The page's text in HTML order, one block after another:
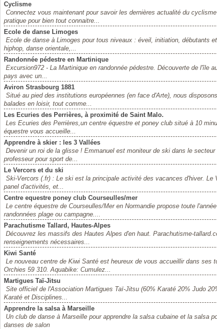
Cyclisme
Connectez vous maintenant pour savoir les dernières actualité du
pratique pour bien tout connaitre...
Ecole de danse Limoges
Ecole de danse à Limoges pour tous niveaux : éveil, initiation, débutants
hiphop, danse orientale,...
Randonnée pédestre en Martinique
Excursion972 - La Martinique en randonnée pédestre. Découverte de l'île
pays avec un...
Aviron Strasbourg 1881
Situé au pied des institutions européennes (en face d'Arte), nous
balades en loisir, tout comme...
Les Ecuries des Perrières, à proximité de Saint Malo.
Les Ecuries des Perrières,un centre équestre et poney club situé à 10
équestre vous accueille...
Apprendre à skier : les 3 Vallées
Devenir un roi de la glisse ! Emmanuel est moniteur de ski dans le
professeur pour sport de...
Le Vercors et du ski
Ski-Vercors (.fr) : Le ski est la principale activité des vacances d'hiver.
panel d'activités, et...
Centre equestre poney club Courseulles/mer
Le centre équestre de Courseulles/Mer en Normandie propose toute
randonnées plage ou campagne....
Parachutisme Tallard, Hautes-Alpes
Découvrez les massifs des Hautes Alpes d'en haut. Parachutisme-
renseignements nécessaires...
Kiwi Santé
Le nouveau centre de Kiwi Santé est heureux de vous accueillir dans ses
Orchies 59 310. Aquabike: Cumulez...
Martigues Taï-Jitsu
Site officiel de l'Association Martigues Taï-Jitsu (60% Karaté 20% Judo
Karaté et Disciplines...
Apprendre la salsa à Marseille
Un club de danse à Marseille pour apprendre la salsa cubaine et la salsa
danses de salon